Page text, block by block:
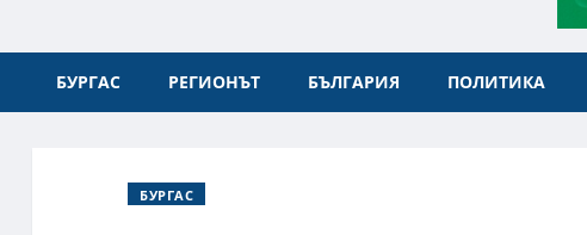
БУРГАС РЕГИОНЪТ БЪЛГАРИЯ ПОЛИТИКА
БУРГАС